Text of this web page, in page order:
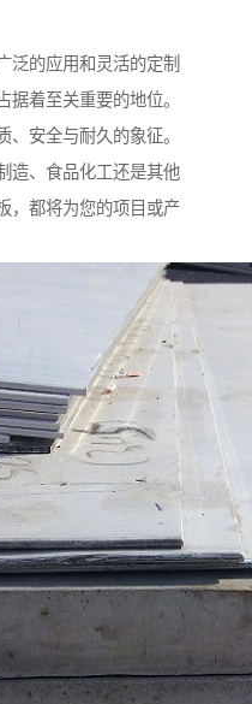
泛的应用和灵活的定制
着至关重要的地位。
、安全与耐久的象征。
造、食品化工还是其他
，都将为您的项目或产